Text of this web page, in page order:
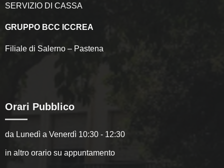
SERVIZIO DI CASSA
GRUPPO BCC ICCREA
Filiale di Salerno – Pastena
Orari Pubblico
da Lunedì a Venerdì 10:30 - 12:30
in altro orario su appuntamento